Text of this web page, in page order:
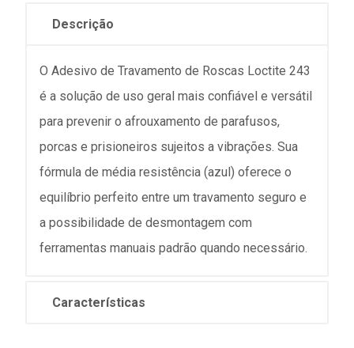
Descrição
O Adesivo de Travamento de Roscas Loctite 243
é a solução de uso geral mais confiável e versátil
para prevenir o afrouxamento de parafusos,
porcas e prisioneiros sujeitos a vibrações. Sua
fórmula de média resistência (azul) oferece o
equilíbrio perfeito entre um travamento seguro e
a possibilidade de desmontagem com
ferramentas manuais padrão quando necessário.
Características